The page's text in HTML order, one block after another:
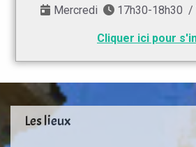
Mercredi
17h30-18h30 /
Cliquer ici pour
Les lieux